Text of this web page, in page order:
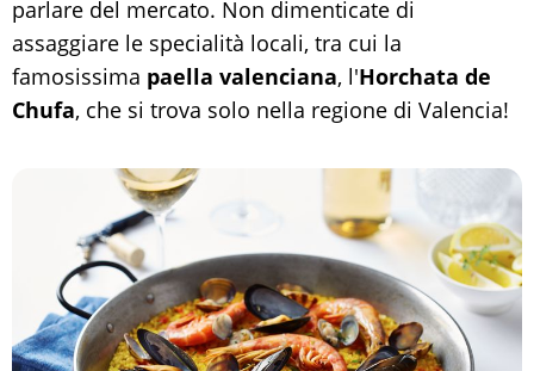
parlare del mercato. Non dimenticate di
assaggiare le specialità locali, tra cui la
famosissima paella valenciana, l'Horchata de
Chufa, che si trova solo nella regione di Valencia!